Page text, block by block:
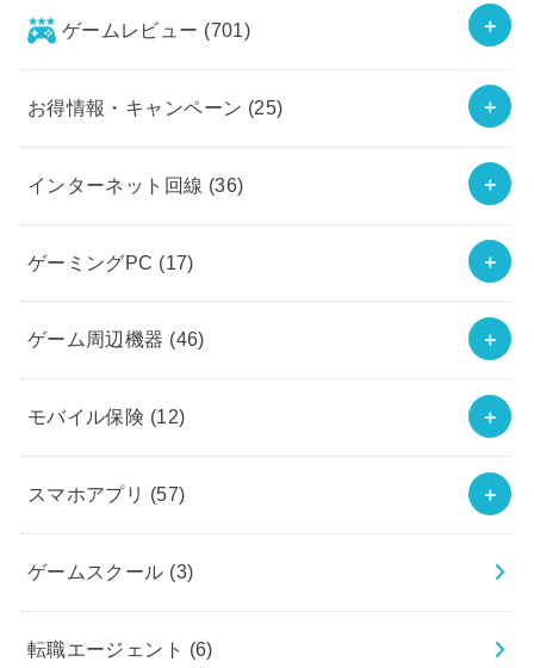
ゲームレビュー (701)
お得情報・キャンペーン (25)
インターネット回線 (36)
ゲーミングPC (17)
ゲーム周辺機器 (46)
モバイル保険 (12)
スマホアプリ (57)
ゲームスクール (3)
転職エージェント (6)